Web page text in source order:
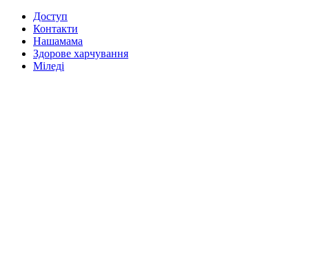
Доступ
Контакти
Нашамама
Здорове харчування
Міледі